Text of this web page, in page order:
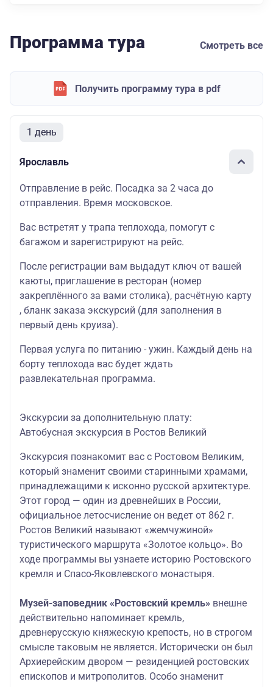
Программа тура Смотреть все
Получить программу тура в pdf
1 день
Ярославль
Отправление в рейс. Посадка за 2 часа до
отправления. Время московское.
Вас встретят у трапа теплохода, помогут с
багажом и зарегистрируют на рейс.
После регистрации вам выдадут ключ от вашей
каюты, приглашение в ресторан (номер
закреплённого за вами столика), расчётную карту
, бланк заказа экскурсий (для заполнения в
первый день круиза).
Первая услуга по питанию - ужин. Каждый день на
борту теплохода вас будет ждать
развлекательная программа.
Экскурсии за дополнительную плату:
Автобусная экскурсия в Ростов Великий
Экскурсия познакомит вас с Ростовом Великим,
который знаменит своими старинными храмами,
принадлежащими к исконно русской архитектуре.
Этот город — один из древнейших в России,
официальное летосчисление он ведет от 862 г.
Ростов Великий называют «жемчужиной»
туристического маршрута «Золотое кольцо». Во
ходе программы вы узнаете историю Ростовского
кремля и Спасо-Яковлевского монастыря.
Музей-заповедник «Ростовский кремль» внешне
действительно напоминает кремль,
древнерусскую княжескую крепость, но в строгом
смысле таковым не является. Исторически он был
Архиерейским двором — резиденцией ростовских
епископов и митрополитов. Особо знаменит